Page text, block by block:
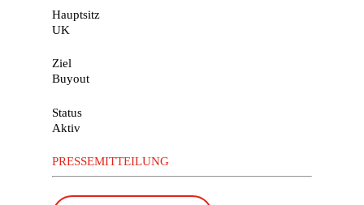
Hauptsitz
UK
Ziel
Buyout
Status
Aktiv
PRESSEMITTEILUNG